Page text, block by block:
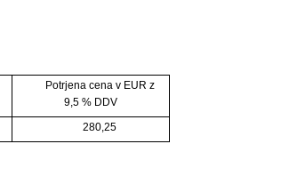
Potrjena cena v EUR z
9,5 % DDV
280,25